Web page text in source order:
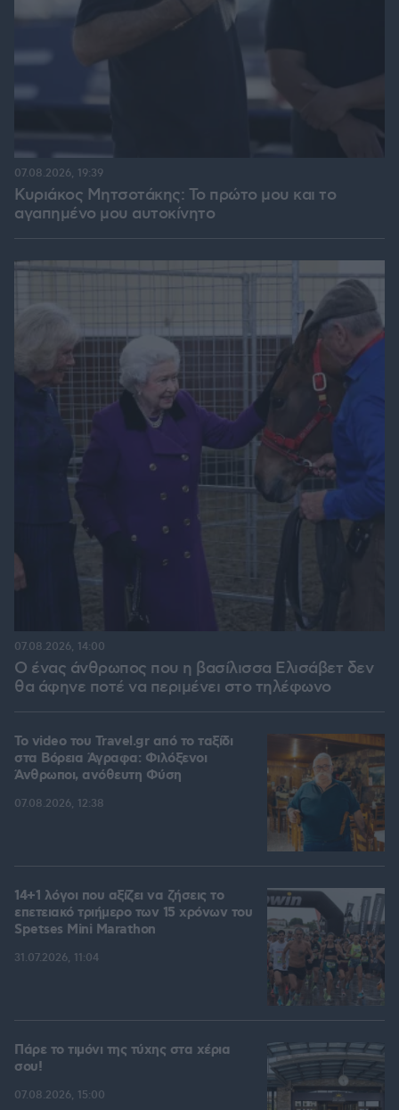
Κυριάκος Μητσοτάκης: Το πρώτο μου και το
αγαπημένο μου αυτοκίνητο
07.08.2026, 19:39
Ο ένας άνθρωπος που η βασίλισσα Ελισάβετ δεν
θα άφηνε ποτέ να περιμένει στο τηλέφωνο
07.08.2026, 14:00
To video του Travel.gr από το ταξίδι
στα Βόρεια Άγραφα: Φιλόξενοι
Άνθρωποι, ανόθευτη Φύση
07.08.2026, 12:38
14+1 λόγοι που αξίζει να ζήσεις το
επετειακό τριήμερο των 15 χρόνων του
Spetses Mini Marathon
31.07.2026, 11:04
Πάρε το τιμόνι της τύχης στα χέρια
σου!
07.08.2026, 15:00